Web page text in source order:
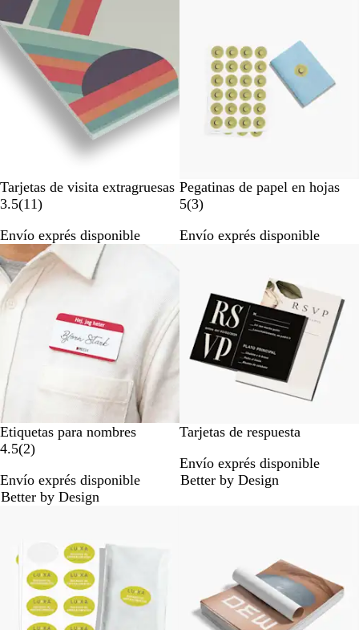
e
ñ
a
a
Tarjetas de visita extragruesas
3.5(111
r
e
s
e
)
Envío exprés disponible
Pegatinas de papel en hojas
5(33
e
s
)
Envío exprés disponible
Etiquetas para nombres
4.5(22
e
s
)
Envío exprés disponible
Better by Design
Tarjetas de respuesta
Envío exprés disponible
Better by Design